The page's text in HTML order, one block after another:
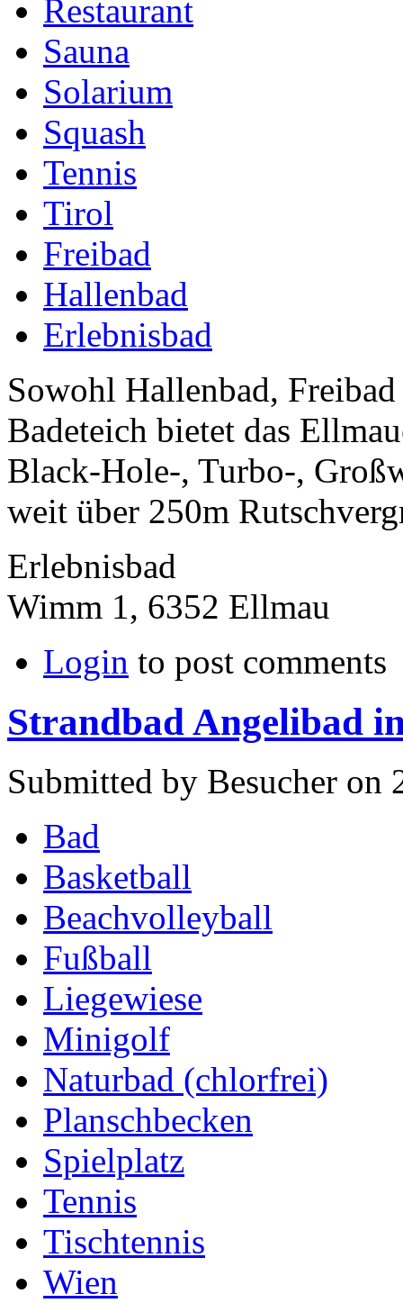
Restaurant
Sauna
Solarium
Squash
Tennis
Tirol
Freibad
Hallenbad
Erlebnisbad
Sowohl Hallenbad,
Badeteich bietet das
Black-Hole-, Turbo-,
weit über 250m
Erlebnisbad
Wimm 1, 6352 Ellmau
Login to post comments
Strandbad Angelibad
Submitted by Besucher on
Bad
Basketball
Beachvolleyball
Fußball
Liegewiese
Minigolf
Naturbad (chlorfrei)
Planschbecken
Spielplatz
Tennis
Tischtennis
Wien